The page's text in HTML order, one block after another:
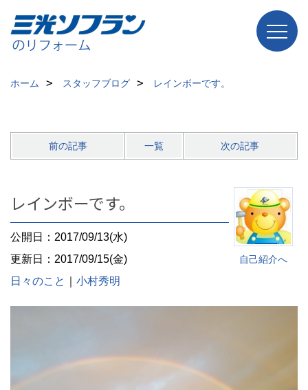
ホーム スタッフブログ レインボーです。
前の記事 一覧 次の記事
自己紹介へ
レインボーです。
公開日：2017/09/13(水)
更新日：2017/09/15(金)
日々のこと
小村秀明